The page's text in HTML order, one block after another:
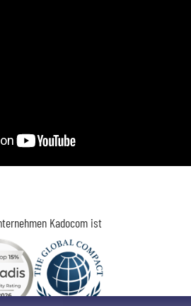
Kadocom ist